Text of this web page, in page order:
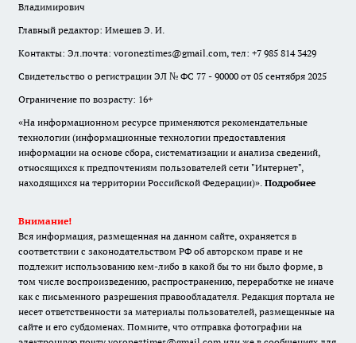
Владимирович
Главный редактор: Имешев Э. И.
Контакты: Эл.почта: voroneztimes@gmail.com, тел: +7 985 814 3429
Свидетельство о регистрации ЭЛ № ФС 77 - 90000 от 05 сентября 2025
Ограничение по возрасту: 16+
«На информационном ресурсе применяются рекомендательные
технологии (информационные технологии предоставления
информации на основе сбора, систематизации и анализа сведений,
относящихся к предпочтениям пользователей сети "Интернет",
находящихся на территории Российской Федерации)». Подробнее
Внимание!
Вся информация, размещенная на данном сайте, охраняется в
соответствии с законодательством РФ об авторском праве и не
подлежит использованию кем-либо в какой бы то ни было форме, в
том числе воспроизведению, распространению, переработке не иначе
как с письменного разрешения правообладателя. Редакция портала не
несет ответственности за материалы пользователей, размещенные на
сайте и его субдоменах. Помните, что отправка фотографии на